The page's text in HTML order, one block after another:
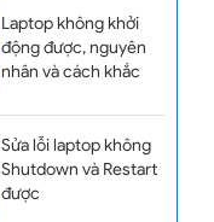
Laptop không khởi
động được, nguyên
nhân và cách khắc
Sửa lỗi laptop không
Shutdown và Restart
được